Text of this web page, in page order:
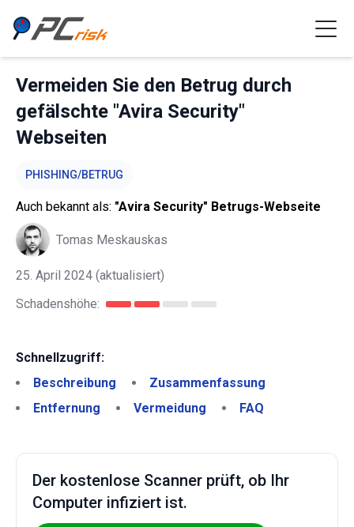
Vermeiden Sie den Betrug durch
gefälschte "Avira Security"
Webseiten
PHISHING/BETRUG
Auch bekannt als: "Avira Security" Betrugs-Webseite
Tomas Meskauskas
25. April 2024 (aktualisiert)
Schadenshöhe:
Schnellzugriff:
Beschreibung
Zusammenfassung
Entfernung
Vermeidung FAQ
Der kostenlose Scanner prüft, ob Ihr
Computer infiziert ist.